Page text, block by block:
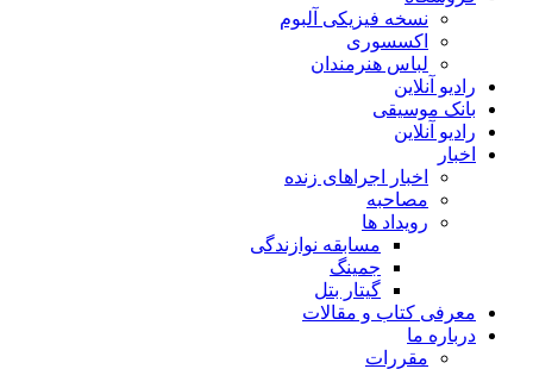
نسخه فیزیکی آلبوم
اکسسوری
لباس هنرمندان
رادیو آنلاین
بانک موسیقی
رادیو آنلاین
اخبار
اخبار اجراهای زنده
مصاحبه
رویداد ها
مسابقه نوازندگی
جمینگ
گیتار بتل
معرفی کتاب و مقالات
درباره ما
مقررات